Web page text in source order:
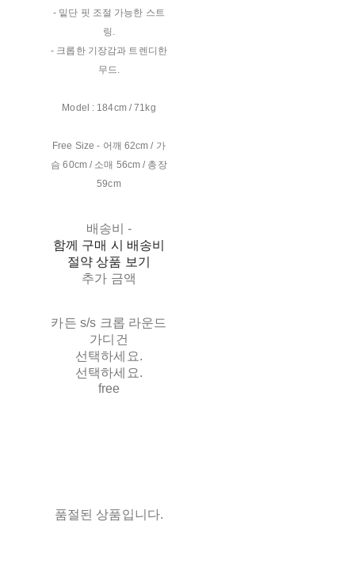
- 밑단 핏 조절 가능한 스트
링.
- 크롭한 기장감과 트렌디한
무드.
Model : 184cm / 71kg
Free Size - 어깨 62cm / 가
슴 60cm / 소매 56cm / 총장
59cm
배송비-
함께 구매 시 배송비
절약 상품 보기
추가 금액
카든 s/s 크롭 라운드
가디건
선택하세요.
선택하세요.
free
품절된 상품입니다.